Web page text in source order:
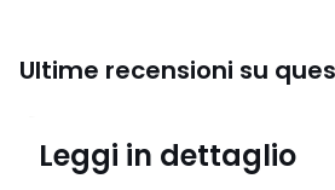
Ultime recensioni su
4.7
Leggi in dettaglio